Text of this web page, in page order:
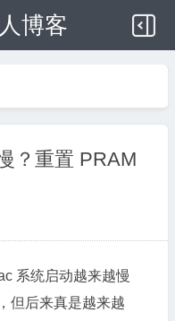
博客
？重置 PRAM
系统启动越来越慢
但后来真是越来越